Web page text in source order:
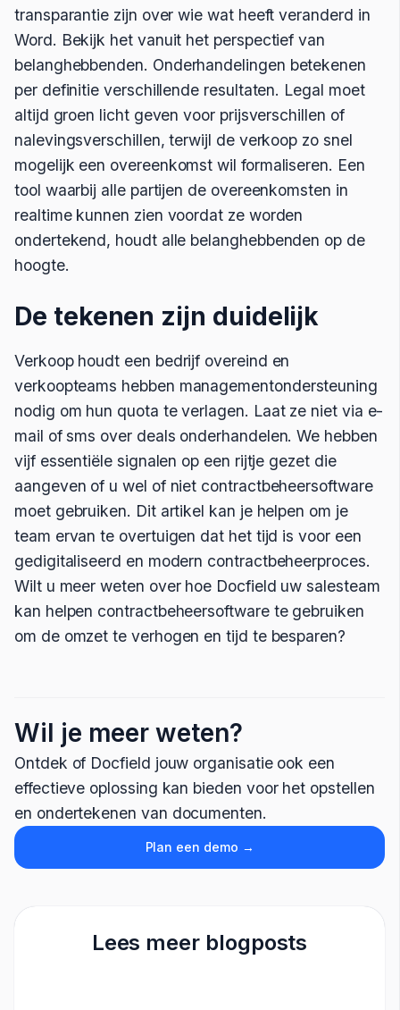
transparantie zijn over wie wat heeft veranderd in
Word. Bekijk het vanuit het perspectief van
belanghebbenden. Onderhandelingen betekenen
per definitie verschillende resultaten. Legal moet
altijd groen licht geven voor prijsverschillen of
nalevingsverschillen, terwijl de verkoop zo snel
mogelijk een overeenkomst wil formaliseren. Een
tool waarbij alle partijen de overeenkomsten in
realtime kunnen zien voordat ze worden
ondertekend, houdt alle belanghebbenden op de
hoogte.
De tekenen zijn duidelijk
Verkoop houdt een bedrijf overeind en
verkoopteams hebben managementondersteuning
nodig om hun quota te verlagen. Laat ze niet via e-
mail of sms over deals onderhandelen. We hebben
vijf essentiële signalen op een rijtje gezet die
aangeven of u wel of niet contractbeheersoftware
moet gebruiken. Dit artikel kan je helpen om je
team ervan te overtuigen dat het tijd is voor een
gedigitaliseerd en modern contractbeheerproces.
Wilt u meer weten over hoe Docfield uw salesteam
kan helpen contractbeheersoftware te gebruiken
om de omzet te verhogen en tijd te besparen?
Wil je meer weten?
Ontdek of Docfield jouw organisatie ook een
effectieve oplossing kan bieden voor het opstellen
en ondertekenen van documenten.
Plan een demo →
Lees meer blogposts